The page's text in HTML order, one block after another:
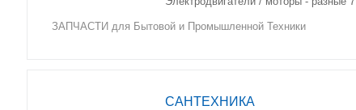
ЗАПЧАСТИ для Бытовой и Промышленной Техники
САНТЕХНИКА